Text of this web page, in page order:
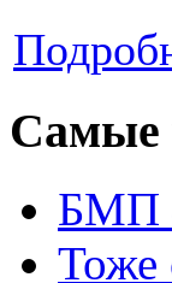
Самые
БМП
Тоже